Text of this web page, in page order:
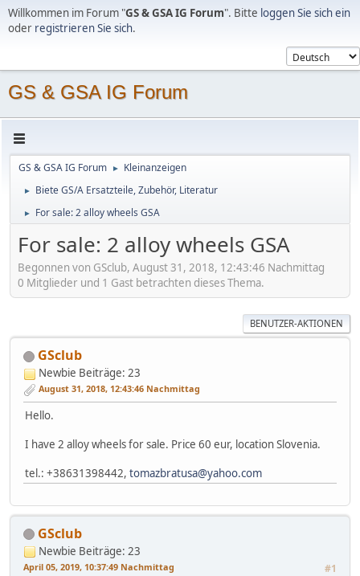
Willkommen im Forum "GS & GSA IG Forum". Bitte loggen Sie sich ein
oder registrieren Sie sich.
GS & GSA IG Forum
GS & GSA IG Forum ► Kleinanzeigen
► Biete GS/A Ersatzteile, Zubehör, Literatur
► For sale: 2 alloy wheels GSA
For sale: 2 alloy wheels GSA
Begonnen von GSclub, August 31, 2018, 12:43:46 Nachmittag
0 Mitglieder und 1 Gast betrachten dieses Thema.
BENUTZER-AKTIONEN
GSclub
Newbie Beiträge: 23
August 31, 2018, 12:43:46 Nachmittag
Hello.
I have 2 alloy wheels for sale. Price 60 eur, location Slovenia.
tel.: +38631398442, tomazbratusa@yahoo.com
GSclub
Newbie Beiträge: 23
April 05, 2019, 10:37:49 Nachmittag #1